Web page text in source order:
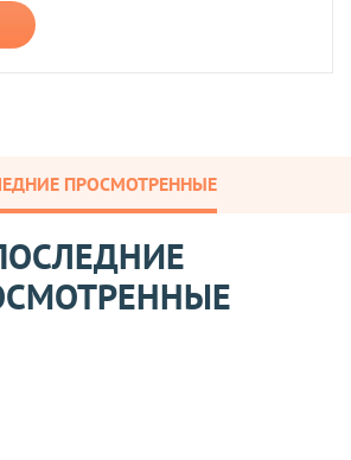
ПРОСМОТРЕННЫЕ